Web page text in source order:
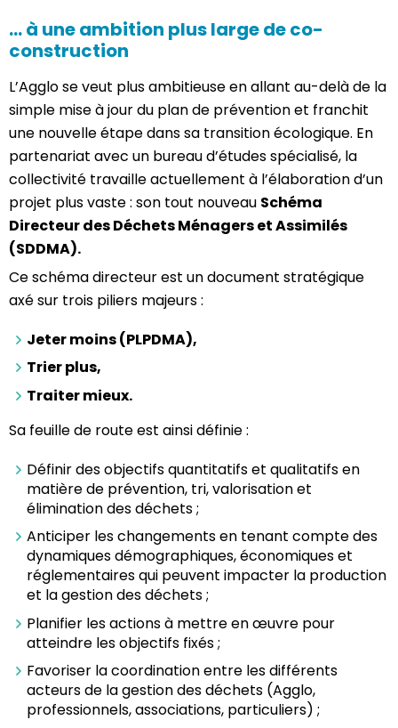
… à une ambition plus large de co-
construction
L’Agglo se veut plus ambitieuse en allant au-delà de la
simple mise à jour du plan de prévention et franchit
une nouvelle étape dans sa transition écologique. En
partenariat avec un bureau d’études spécialisé, la
collectivité travaille actuellement à l’élaboration d’un
projet plus vaste : son tout nouveau Schéma
Directeur des Déchets Ménagers et Assimilés
(SDDMA).
Ce schéma directeur est un document stratégique
axé sur trois piliers majeurs :
Jeter moins (PLPDMA),
Trier plus,
Traiter mieux.
Sa feuille de route est ainsi définie :
Définir des objectifs quantitatifs et qualitatifs en
matière de prévention, tri, valorisation et
élimination des déchets ;
Anticiper les changements en tenant compte des
dynamiques démographiques, économiques et
réglementaires qui peuvent impacter la production
et la gestion des déchets ;
Planifier les actions à mettre en œuvre pour
atteindre les objectifs fixés ;
Favoriser la coordination entre les différents
acteurs de la gestion des déchets (Agglo,
professionnels, associations, particuliers) ;